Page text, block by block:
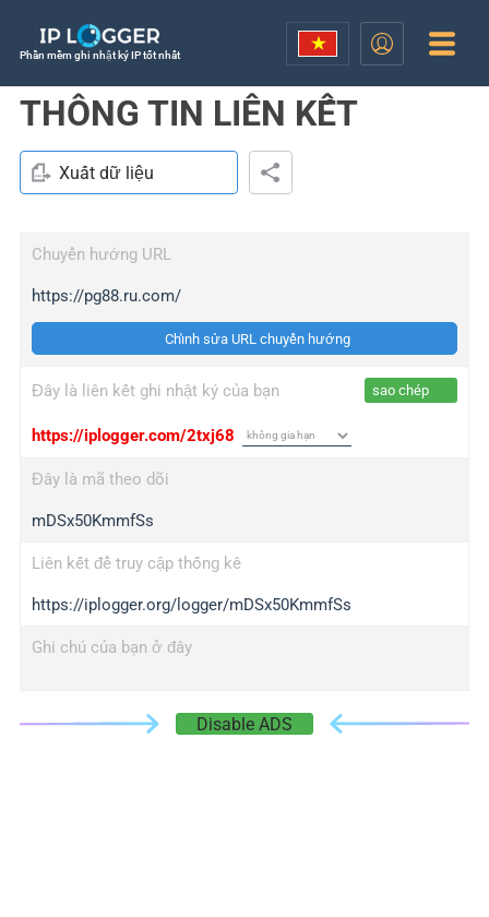
Phần mềm ghi nhật ký IP tốt nhất
THÔNG TIN LIÊN KẾT
Xuất dữ liệu
Chuyển hướng URL
https://pg88.ru.com/
Chỉnh sửa URL chuyển hướng
Đây là liên kết ghi nhật ký của bạn sao chép
https://iplogger.com/2txj68
Đây là mã theo dõi
mDSx50KmmfSs
Liên kết để truy cập thống kê
https://iplogger.org/logger/mDSx50KmmfSs
Ghi chú của bạn ở đây
Disable ADS